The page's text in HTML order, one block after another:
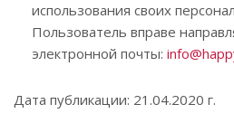
использования своих
Пользователь вправе
электронной почты:
Дата публикации: 21.04.2020 г.